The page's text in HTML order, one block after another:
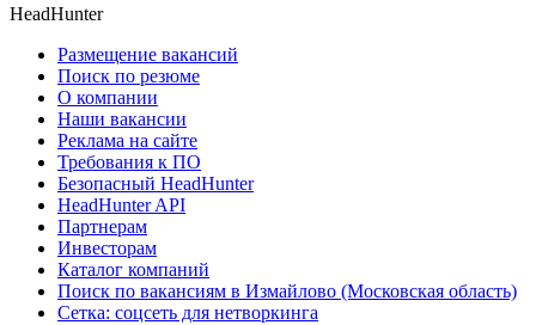
HeadHunter
Размещение вакансий
Поиск по резюме
О компании
Наши вакансии
Реклама на сайте
Требования к ПО
Безопасный HeadHunter
HeadHunter API
Партнерам
Инвесторам
Каталог компаний
Поиск по вакансиям в Измайлово (Московская область)
Сетка: соцсеть для нетворкинга